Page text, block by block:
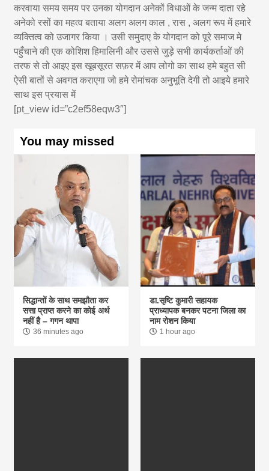
करवाया समय समय पर उनका योगदान अनेकों विधाओं के जन्म दाता रहे
अनेको रसों का महत्व बताया अलग अलग काल , रास , अलग रूप में हमारे
व्यक्तित्व को उजागर किया । उसी समुदाए के योगदान को पूरे समाज मे
पहुँचाने की एक कोशिश हिमालिनी और उससे जुड़े सभी कार्यकर्ताओं की
तरफ से तो आइए इस खूबसूरत सफ़र में आप लोगो का साथ हमे बहुत सी
ऐसी बातों से अवगत कराएगा जो हमे रोमांचक अनुभूति देगी तो आइये हमारे
साथ इस प्रयास में
[pt_view id=”c2ef58eqw3″]
You may missed
सिद्धान्तों के साथ समझौता कर
सत्ता प्राप्त करने का कोई अर्थ
नहीं है – गगन थापा
36 minutes ago
डा.सृष्टि कुमारी सहायक
प्राध्यापक बनकर पटना जिला का
नाम रोशन किया
1 hour ago